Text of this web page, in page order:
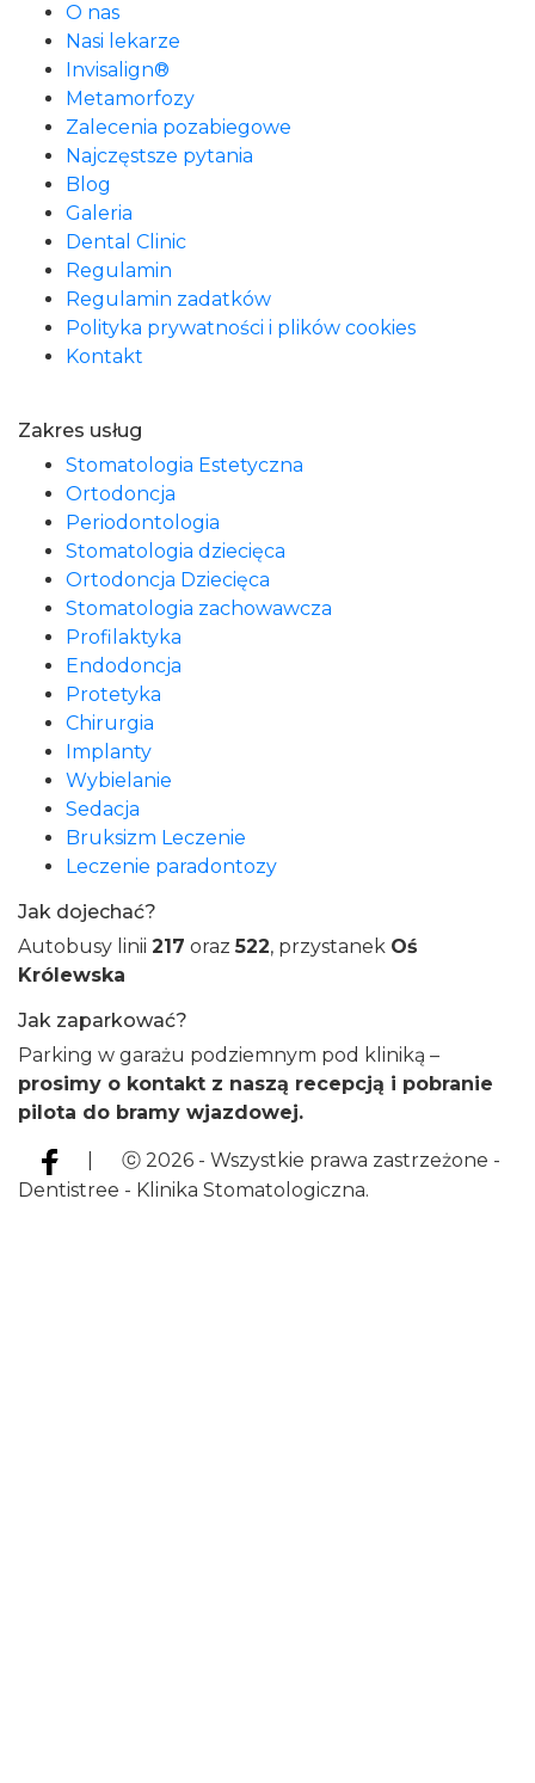
O nas
Nasi lekarze
Invisalign®
Metamorfozy
Zalecenia pozabiegowe
Najczęstsze pytania
Blog
Galeria
Dental Clinic
Regulamin
Regulamin zadatków
Polityka prywatności i plików cookies
Kontakt
Zakres usług
Stomatologia Estetyczna
Ortodoncja
Periodontologia
Stomatologia dziecięca
Ortodoncja Dziecięca
Stomatologia zachowawcza
Profilaktyka
Endodoncja
Protetyka
Chirurgia
Implanty
Wybielanie
Sedacja
Bruksizm Leczenie
Leczenie paradontozy
Jak dojechać?
Autobusy linii 217 oraz522, przystanek Oś
Królewska
Jak zaparkować?
Parking w garażu podziemnym pod kliniką –
prosimy o kontakt z naszą recepcją i pobranie
pilota do bramy wjazdowej.
| ⓒ 2026 - Wszystkie prawa zastrzeżone -
Dentistree - Klinika Stomatologiczna.